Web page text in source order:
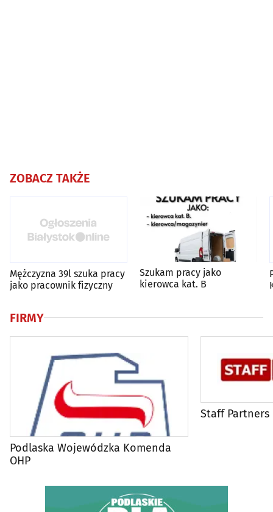
ZOBACZ TAKŻE
Mężczyzna 39l szuka pracy
jako pracownik fizyczny
Szukam pracy jako
kierowca kat. B
FIRMY
Podlaska Wojewódzka Komenda
OHP
Staff Partners